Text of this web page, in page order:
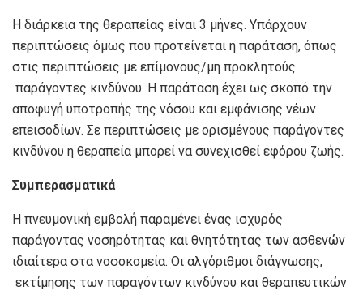
H διάρκεια της θεραπείας είναι 3 μήνες. Υπάρχουν
περιπτώσεις όμως που προτείνεται η παράταση, όπως
στις περιπτώσεις με επίμονους/μη προκλητούς
παράγοντες κινδύνου. Η παράταση έχει ως σκοπό την
αποφυγή υποτροπής της νόσου και εμφάνισης νέων
επεισοδίων. Σε περιπτώσεις με ορισμένους παράγοντες
κινδύνου η θεραπεία μπορεί να συνεχισθεί εφόρου ζωής.
Συμπερασματικά
Η πνευμονική εμβολή παραμένει ένας ισχυρός
παράγοντας νοσηρότητας και θνητότητας των ασθενών
ιδιαίτερα στα νοσοκομεία. Οι αλγόριθμοι διάγνωσης,
εκτίμησης των παραγόντων κινδύνου και θεραπευτικών